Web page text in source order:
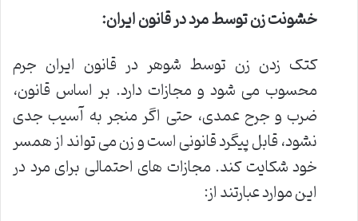
خشونت زن توسط مرد در قانون ایران:
کتک زدن زن توسط شوهر در قانون ایران جرم
محسوب می شود و مجازات دارد. بر اساس قانون،
ضرب و جرح عمدی، حتی اگر منجر به آسیب جدی
نشود، قابل پیگرد قانونی است و زن می تواند از همسر
خود شکایت کند. مجازات های احتمالی برای مرد در
این موارد عبارتند از: